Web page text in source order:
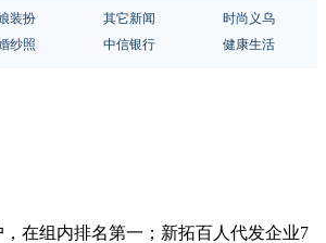
装扮 其它新闻
时尚义乌
纱照 中信银行 健康生活
在组内排名第一；新拓百人代发企业7